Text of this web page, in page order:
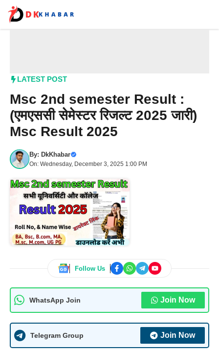
content
LATEST POST
Msc 2nd semester Result :
(एमएससी​ सेमेस्टर रिजल्ट 2025 जारी)
Msc Result 2025
By: DkKhabar
On: Wednesday, December 3, 2025 1:00 PM
Follow Us
WhatsApp Join Join Now
Telegram Group Join Now